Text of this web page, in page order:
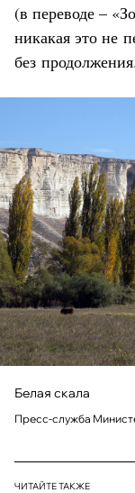
(в переводе –
никакая это не
без продолжения.
Белая скала
Пресс-служба
ЧИТАЙТЕ ТАКЖЕ